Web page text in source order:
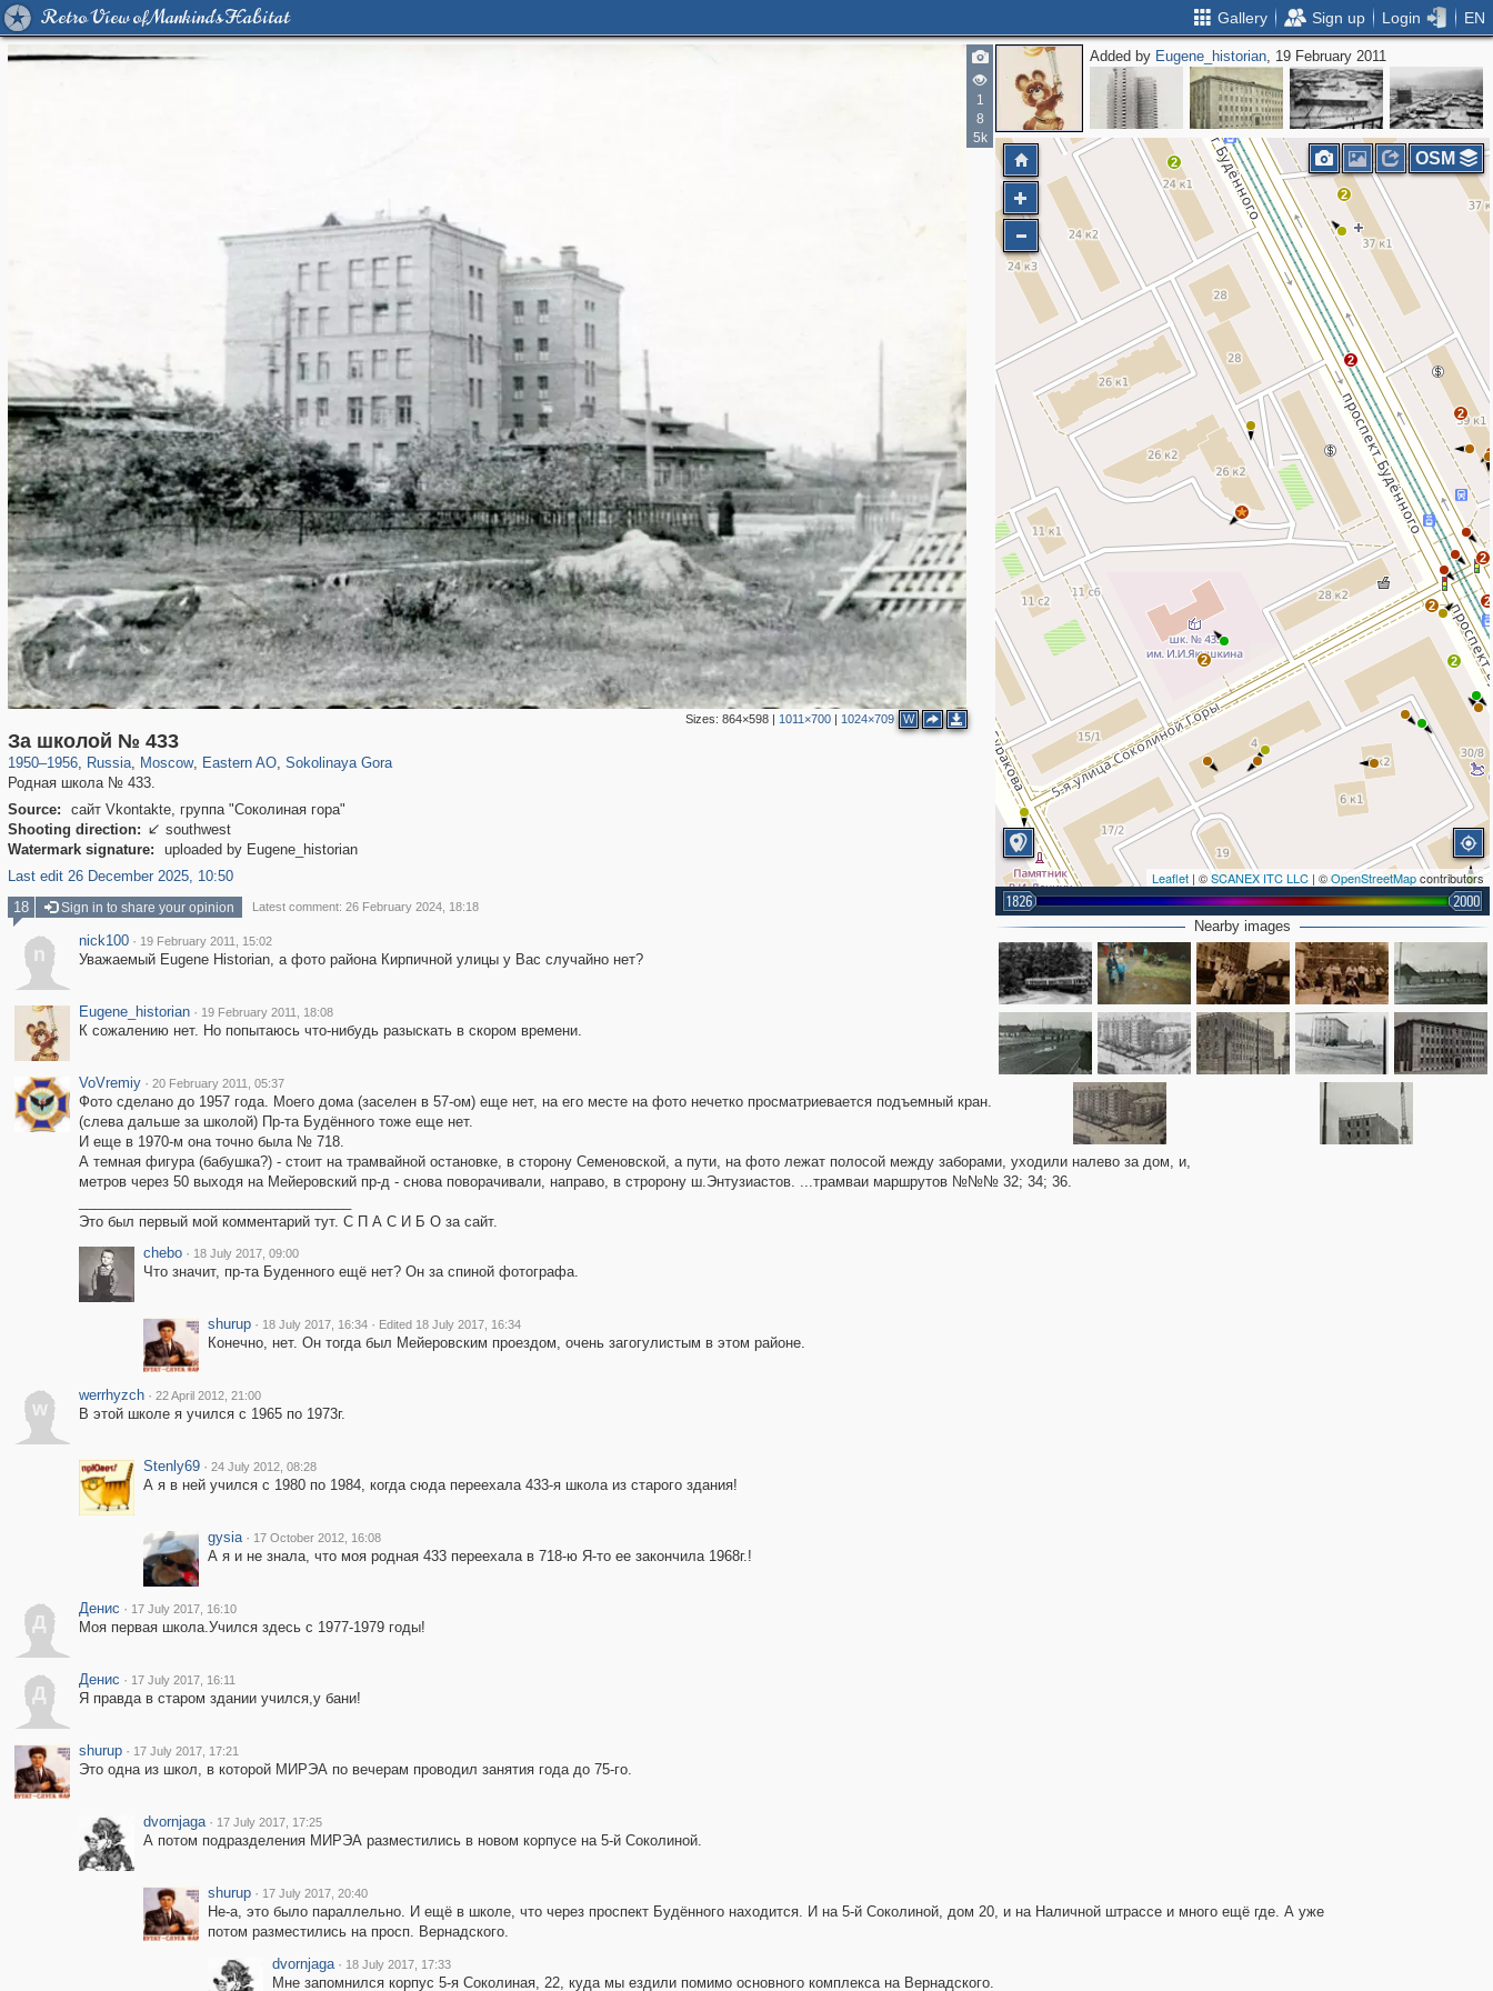
Retro View of Mankind's Habitat Gallery Sign up Login EN
1
8
5k
Sizes: 864×598| 1011×700| 1024×709 W
За школой № 433
1950–1956, Russia
1,406,857
, Moscow
319,861 8,286
, Eastern AO
20,939
, Sokolinaya Gora
Родная школа № 433.
Source:
сайт Vkontakte, группа "Соколиная гора"
Shooting direction:  southwest
Watermark signature:
uploaded by Eugene_historian
Last edit 26 December 2025, 10:50
Added by Eugene_historian, 19 February 2011
2
2
2
2
2
2
2
2
2
Leaflet | ©SCANEX ITC LLC | ©OpenStreetMapcontributors
1826 2000
OSM
Nearby images
18 Sign in to share your opinion Latest comment: 26 February 2024, 18:18
n
nick100 · 19 February 2011, 15:02
Уважаемый Eugene Historian, а фото района Кирпичной улицы у Вас случайно нет?
Eugene_historian · 19 February 2011, 18:08
К сожалению нет. Но попытаюсь что-нибудь разыскать в скором времени.
VoVremiy · 20 February 2011, 05:37
Фото сделано до 1957 года. Моего дома (заселен в 57-ом) еще нет, на его месте на фото нечетко просматриевается подъемный кран.
(слева дальше за школой) Пр-та Будённого тоже еще нет.
И еще в 1970-м она точно была № 718.
А темная фигура (бабушка?) - стоит на трамвайной остановке, в сторону Семеновской, а пути, на фото лежат полосой между заборами, уходили налево за дом, и,
метров через 50 выходя на Мейеровский пр-д - снова поворачивали, направо, в стророну ш.Энтузиастов. ...трамваи маршрутов №№№ 32; 34; 36.
Это был первый мой комментарий тут. С П А С И Б О за сайт.
chebo · 18 July 2017, 09:00
Что значит, пр-та Буденного ещё нет? Он за спиной фотографа.
shurup · 18 July 2017, 16:34 · Edited 18 July 2017, 16:34
Конечно, нет. Он тогда был Мейеровским проездом, очень загогулистым в этом районе.
w
werrhyzch · 22 April 2012, 21:00
В этой школе я учился с 1965 по 1973г.
Stenly69 · 24 July 2012, 08:28
А я в ней учился с 1980 по 1984, когда сюда переехала 433-я школа из старого здания!
gysia · 17 October 2012, 16:08
А я и не знала, что моя родная 433 переехала в 718-ю Я-то ее закончила 1968г.!
Д
Денис · 17 July 2017, 16:10
Моя первая школа.Учился здесь с 1977-1979 годы!
Д
Денис · 17 July 2017, 16:11
Я правда в старом здании учился,у бани!
shurup · 17 July 2017, 17:21
Это одна из школ, в которой МИРЭА по вечерам проводил занятия года до 75-го.
dvornjaga · 17 July 2017, 17:25
А потом подразделения МИРЭА разместились в новом корпусе на 5-й Соколиной.
shurup · 17 July 2017, 20:40
Не-а, это было параллельно. И ещё в школе, что через проспект Будённого находится. И на 5-й Соколиной, дом 20, и на Наличной штрассе и много ещё где. А уже
потом разместились на просп. Вернадского.
dvornjaga · 18 July 2017, 17:33
Мне запомнился корпус 5-я Соколиная, 22, куда мы ездили помимо основного комплекса на Вернадского.